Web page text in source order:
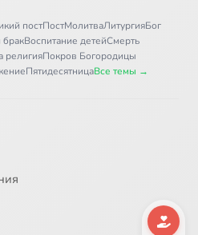
постПостМолитваЛитургияБог
бракВоспитание детейСмерть
религияПокров Богородицы
ПятидесятницаВсе темы →